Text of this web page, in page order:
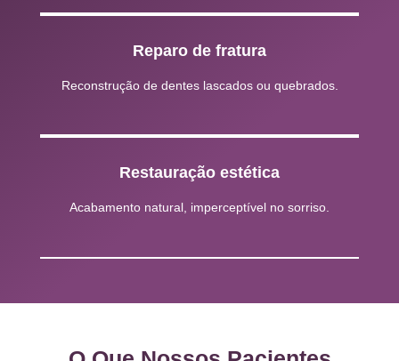
Reparo de fratura
Reconstrução de dentes lascados ou quebrados.
Restauração estética
Acabamento natural, imperceptível no sorriso.